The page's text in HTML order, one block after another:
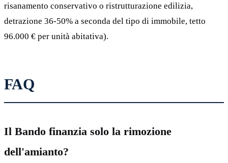
risanamento conservativo o ristrutturazione edilizia,
detrazione 36-50% a seconda del tipo di immobile, tetto
96.000 € per unità abitativa).
FAQ
Il Bando finanzia solo la rimozione
dell'amianto?